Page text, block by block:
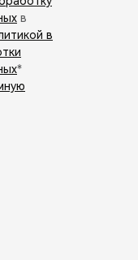
в
в
*